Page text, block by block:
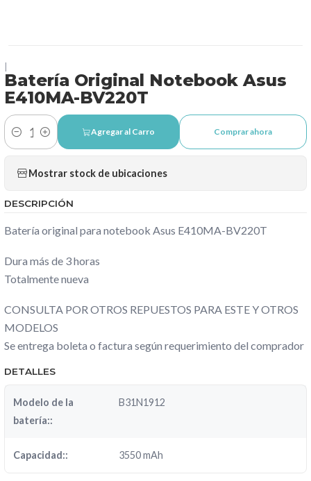
Batería Original Notebook Asus
E410MA-BV220T
Cantidad
Agregar al Carro Comprar ahora
Mostrar stock de ubicaciones
DESCRIPCIÓN
Batería original para notebook Asus E410MA-BV220T
Dura más de 3 horas
Totalmente nueva
CONSULTA POR OTROS REPUESTOS PARA ESTE Y OTROS
MODELOS
Se entrega boleta o factura según requerimiento del comprador
DETALLES
Modelo de la
batería::
B31N1912
Capacidad:: 3550 mAh